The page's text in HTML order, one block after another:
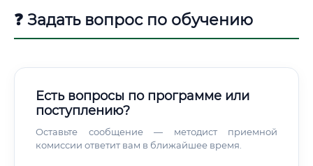
❓ Задать вопрос по обучению
Есть вопросы по программе или
поступлению?
Оставьте сообщение — методист приемной
комиссии ответит вам в ближайшее время.